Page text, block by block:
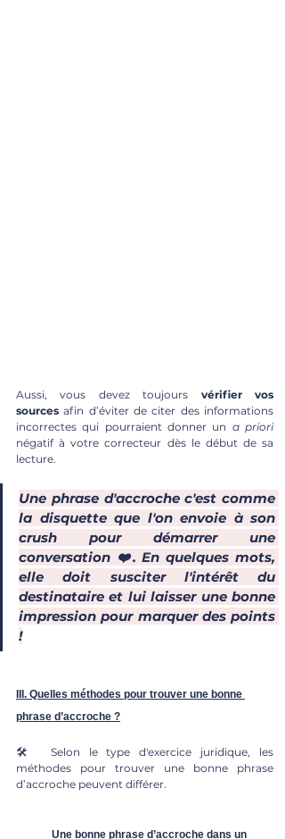
Aussi, vous devez toujours vérifier vos
sources afin d’éviter de citer des informations
incorrectes qui pourraient donner un
a priori
négatif à votre correcteur dès le début de sa
lecture.
Une phrase d'accroche c'est comme
la disquette que l'on envoie à son
crush pour démarrer une
conversation ❤️. En quelques mots,
elle doit susciter l'intérêt du
destinataire et lui laisser une bonne
impression pour marquer des points
!
III. Quelles méthodes pour trouver une bonne
phrase d’accroche ?
🛠  Selon le type d'exercice juridique, les
méthodes pour trouver une bonne phrase
d’accroche peuvent différer.
Une bonne phrase d’accroche dans un